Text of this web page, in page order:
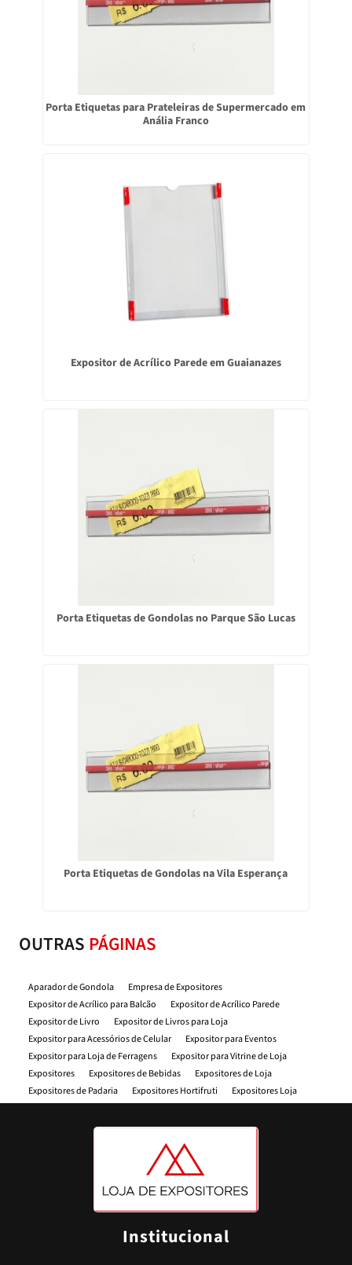
Porta Etiquetas para Prateleiras de Supermercado em
Anália Franco
Expositor de Acrílico Parede em Guaianazes
Porta Etiquetas de Gondolas no Parque São Lucas
Porta Etiquetas de Gondolas na Vila Esperança
OUTRAS PÁGINAS
Aparador de Gondola
Empresa de Expositores
Expositor de Acrílico para Balcão
Expositor de Acrílico Parede
Expositor de Livro
Expositor de Livros para Loja
Expositor para Acessórios de Celular
Expositor para Eventos
Expositor para Loja de Ferragens
Expositor para Vitrine de Loja
Expositores
Expositores de Bebidas
Expositores de Loja
Expositores de Padaria
Expositores Hortifruti
Expositores Loja
Expositores para Comercios
Expositores para Farmacia
Expositores para Feiras de Artesanato
Expositores para Feiras e Eventos
Expositores para Loja
Expositores para Loja de Roupas
Expositores para Mercado
Expositores para Padaria
Expositores para Parafusos
Expositores Supermercado
Fita Dupla Face VHB
Folha Pvc
Loja de Expositores para Loja
Porta Etiqueta Adesiva
Porta Etiqueta de Plastico
Institucional